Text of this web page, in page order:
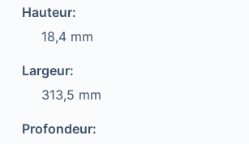
Hauteur:
18,4 mm
Largeur:
313,5 mm
Profondeur: